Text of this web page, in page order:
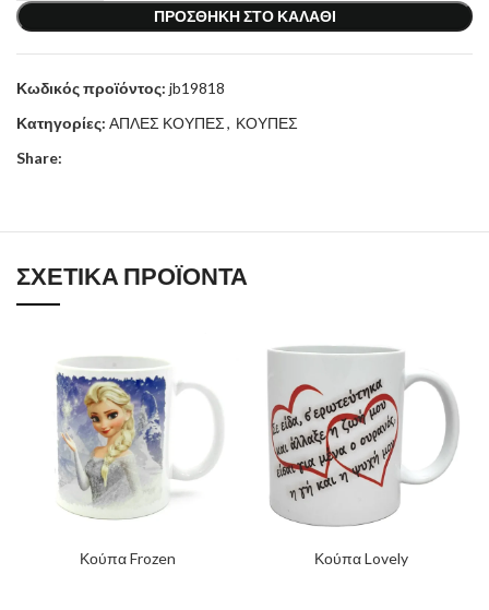
ΠΡΟΣΘΉΚΗ ΣΤΟ ΚΑΛΆΘΙ
Κωδικός προϊόντος: jb19818
Κατηγορίες: ΑΠΛΕΣ ΚΟΥΠΕΣ, ΚΟΥΠΕΣ
Share:
ΣΧΕΤΙΚΆ ΠΡΟΪΌΝΤΑ
Κούπα Frozen Κούπα Lovely